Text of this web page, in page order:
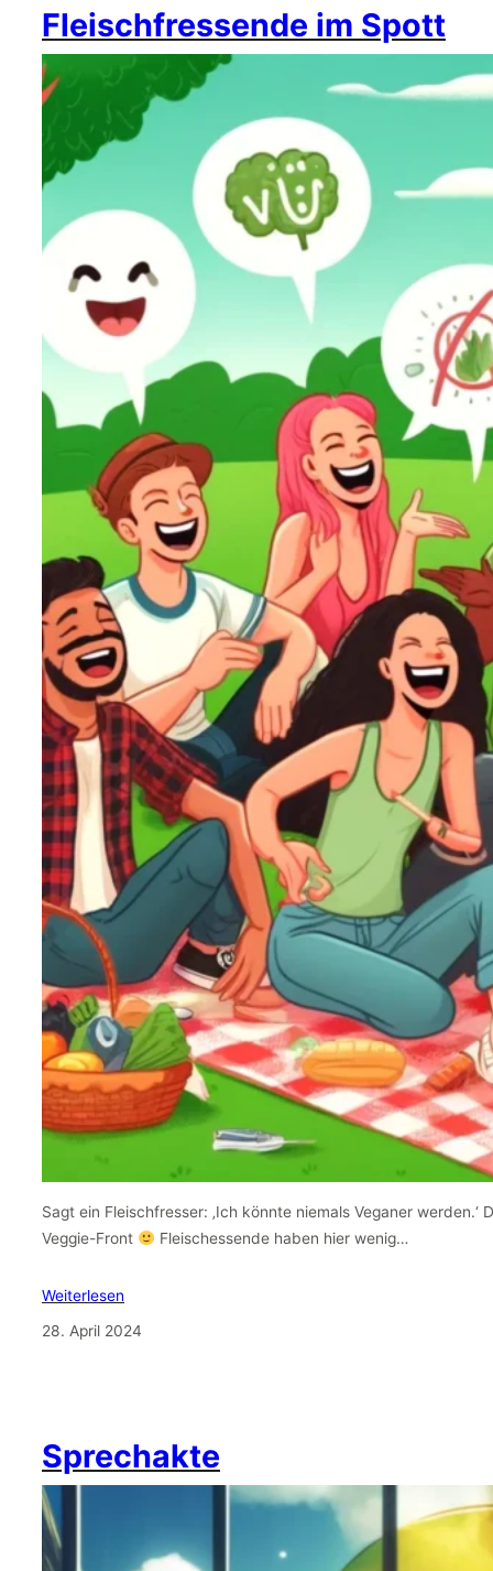
Fleischfressende im Spott
Sagt ein Fleischfresser: ‚Ich könnte niemals Veganer
Veggie-Front
Fleischessende haben hier wenig…
Weiterlesen
28. April 2024
Sprechakte